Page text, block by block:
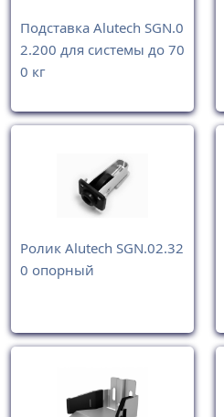
Подставка Alutech SGN.0
2.200 для системы до 70
0 кг
Ролик Alutech SGN.02.32
0 опорный